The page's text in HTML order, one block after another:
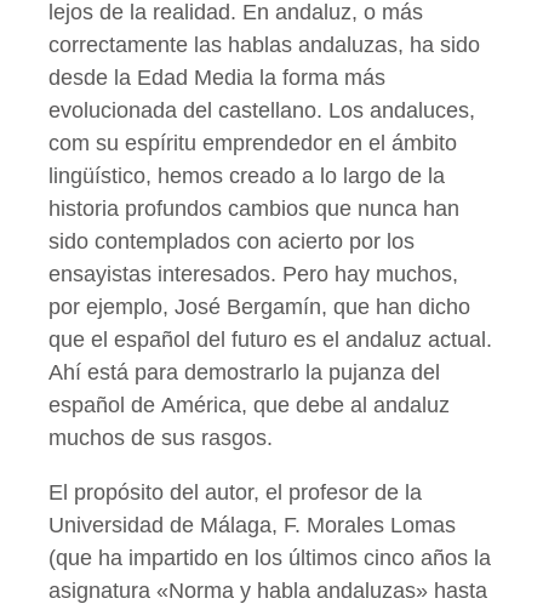
lejos de la realidad. En andaluz, o más
correctamente las hablas andaluzas, ha sido
desde la Edad Media la forma más
evolucionada del castellano. Los andaluces,
com su espíritu emprendedor en el ámbito
lingüístico, hemos creado a lo largo de la
historia profundos cambios que nunca han
sido contemplados con acierto por los
ensayistas interesados. Pero hay muchos,
por ejemplo, José Bergamín, que han dicho
que el español del futuro es el andaluz actual.
Ahí está para demostrarlo la pujanza del
español de América, que debe al andaluz
muchos de sus rasgos.
El propósito del autor, el profesor de la
Universidad de Málaga, F. Morales Lomas
(que ha impartido en los últimos cinco años la
asignatura «Norma y habla andaluzas» hasta